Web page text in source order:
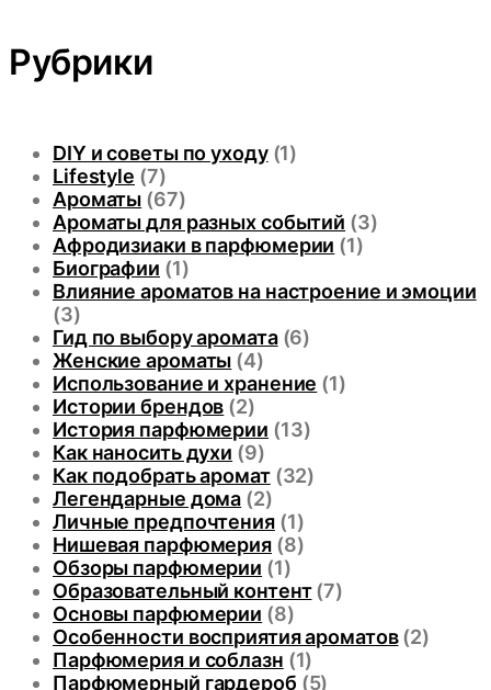
Рубрики
DIY и советы по уходу(1)
Lifestyle (7)
Ароматы (67)
Ароматы для разных событий (3)
Афродизиаки в парфюмерии (1)
Биографии (1)
Влияние ароматов на настроение и эмоции
(3)
Гид по выбору аромата(6)
Женские ароматы (4)
Использование и хранение (1)
Истории брендов (2)
История парфюмерии (13)
Как наносить духи (9)
Как подобрать аромат(32)
Легендарные дома (2)
Личные предпочтения(1)
Нишевая парфюмерия(8)
Обзоры парфюмерии (1)
Образовательный контент(7)
Основы парфюмерии (8)
Особенности восприятия ароматов(2)
Парфюмерия и соблазн (1)
Парфюмерный гардероб (5)